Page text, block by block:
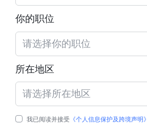
你的职位
请选择你的职位
所在地区
请选择所在地区
我已阅读并接受 《个人信息保护及跨境声明》